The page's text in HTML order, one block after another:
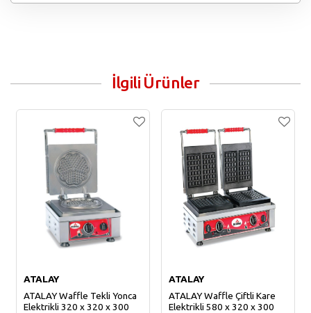
İlgili Ürünler
ATALAY
ATALAY Waffle Tekli Yonca
Elektrikli 320 x 320 x 300
ATALAY
ATALAY Waffle Çiftli Kare
Elektrikli 580 x 320 x 300